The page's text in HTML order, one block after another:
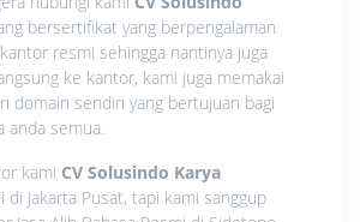
bersertifikat yang berpengalaman
resmi sehingga nantinya juga
ke kantor, kami juga memakai
domain sendiri yang bertujuan bagi
anda semua.
kami CV Solusindo Karya
di Jakarta Pusat, tapi kami sanggup